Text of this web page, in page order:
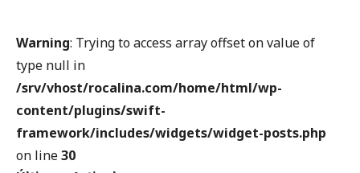
Warning: Trying to access array offset on value of
type null in
/srv/vhost/rocalina.com/home/html/wp-
content/plugins/swift-
framework/includes/widgets/widget-posts.php
on line30